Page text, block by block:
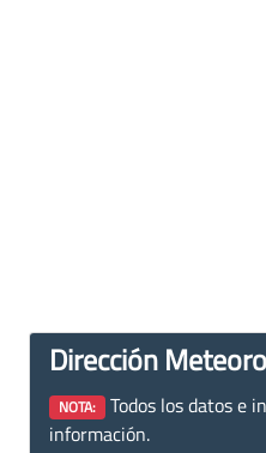
Dirección
NOTA: Todos los datos e
información.